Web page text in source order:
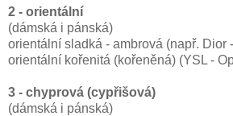
2 - orientální
(dámská i pánská)
orientální sladká - ambrová (např. Dior
orientální kořenitá (kořeněná) (YSL -
3 - chyprová (cypřišová)
(dámská i pánská)